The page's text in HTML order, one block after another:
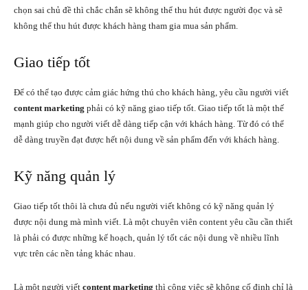
chọn sai chủ đề thì chắc chắn sẽ không thể thu hút được người đọc và sẽ
không thể thu hút được khách hàng tham gia mua sản phẩm.
Giao tiếp tốt
Để có thể tạo được cảm giác hứng thú cho khách hàng, yêu cầu người viết
content marketing phải có kỹ năng giao tiếp tốt. Giao tiếp tốt là một thế
mạnh giúp cho người viết dễ dàng tiếp cận với khách hàng. Từ đó có thể
dễ dàng truyền đạt được hết nội dung về sản phẩm đến với khách hàng.
Kỹ năng quản lý
Giao tiếp tốt thôi là chưa đủ nếu người viết không có kỹ năng quản lý
được nội dung mà mình viết. Là một chuyên viên content yêu cầu cần thiết
là phải có được những kế hoạch, quản lý tốt các nội dung về nhiều lĩnh
vực trên các nền tảng khác nhau.
Là một người viết content marketing thì công việc sẽ không cố định chỉ là